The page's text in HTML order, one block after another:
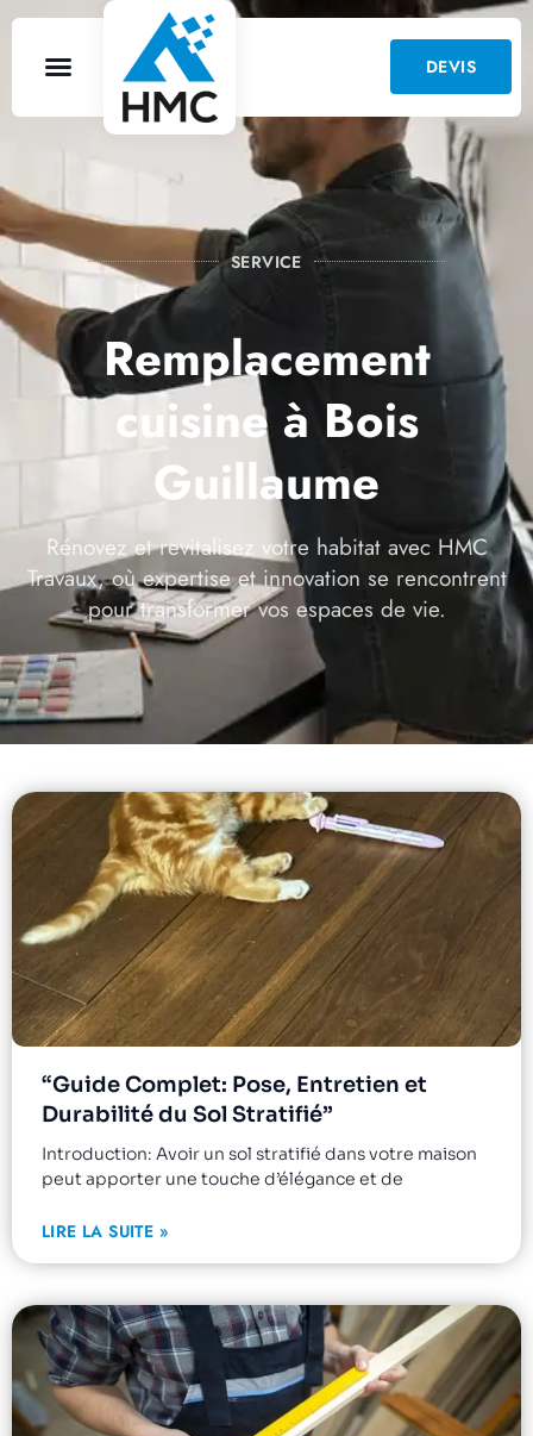
DEVIS
SERVICE
Remplacement
cuisine à Bois
Guillaume
Rénovez et revitalisez votre habitat avec HMC
Travaux, où expertise et innovation se rencontrent
pour transformer vos espaces de vie.
“Guide Complet: Pose, Entretien et
Durabilité du Sol Stratifié”
Introduction: Avoir un sol stratifié dans votre maison
peut apporter une touche d’élégance et de
LIRE LA SUITE »